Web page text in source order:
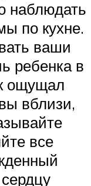
наблюдать
по кухне.
ваши
ребенка в
ощущал
вблизи,
все